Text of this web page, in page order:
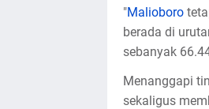
"Malioboro
berada di
sebanyak
Menanggapi
sekaligus